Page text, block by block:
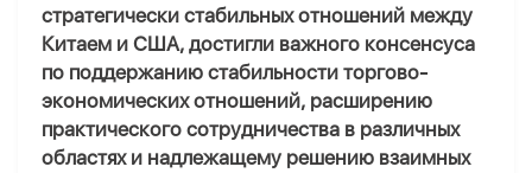
стратегически стабильных отношений между
Китаем и США, достигли важного консенсуса
по поддержанию стабильности торгово-
экономических отношений, расширению
практического сотрудничества в различных
областях и надлежащему решению взаимных